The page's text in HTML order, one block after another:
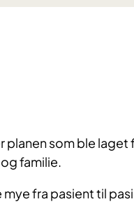
som ble
familie.
fra pasient til